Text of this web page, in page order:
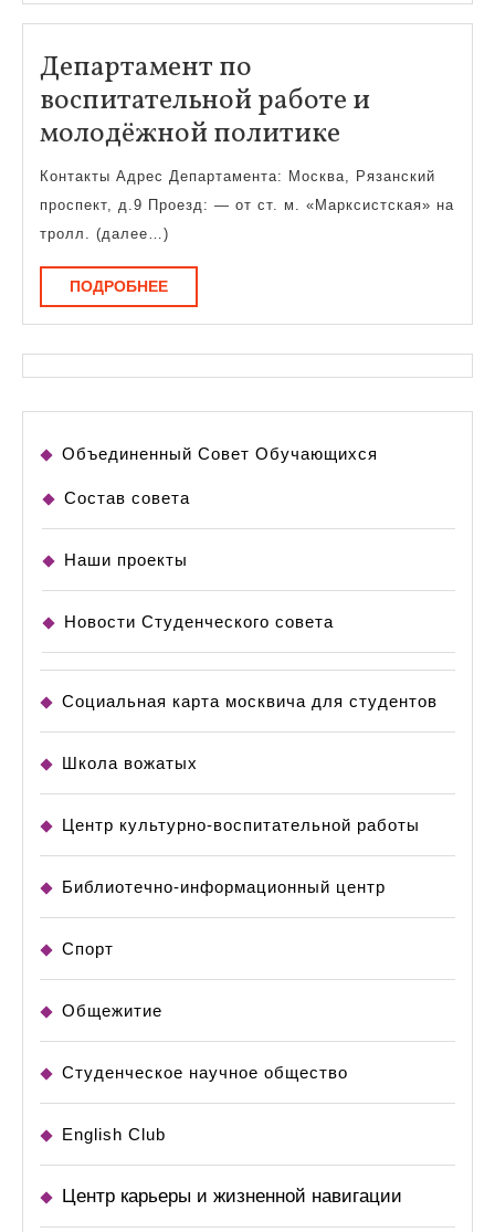
Департамент по
воспитательной работе и
молодёжной политике
по
политике
Контакты Адрес Департамента: Москва, Рязанский
проспект, д.9 Проезд: — от ст. м. «Марксистская» на
тролл. (далее…)
ПОДРОБНЕЕПОДРОБНЕЕ
Объединенный Совет Обучающихся
Состав совета
Наши проекты
Новости Студенческого совета
Социальная карта москвича для студентов
Школа вожатых
Центр культурно-воспитательной работы
Библиотечно-информационный центр
Спорт
Общежитие
Студенческое научное общество
English Club
Центр карьеры и жизненной навигации